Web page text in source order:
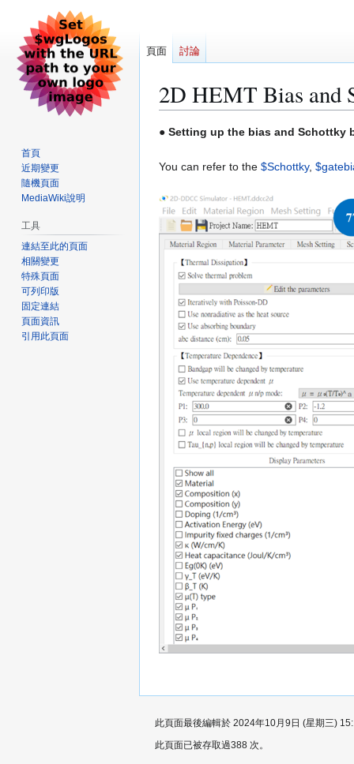
2D HEMT Bias and
跳
導
跳
搜
● Setting up the bias and Schottky
You can refer to the $Schottky,
頁面 討論
首頁
近期變更
隨機頁面
MediaWiki說明
工具
連結至此的頁面
相關變更
特殊頁面
可列印版
固定連結
頁面資訊
引用此頁面
此頁面最後編輯於 2024年10月9日 (星期三)
此頁面已被存取過388 次。